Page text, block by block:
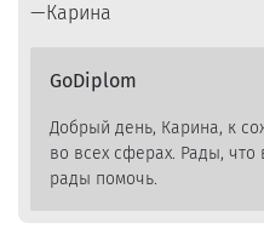
Карина
GoDiplom
Добрый день, Карина, к
во всех сферах. Рады,
рады помочь.